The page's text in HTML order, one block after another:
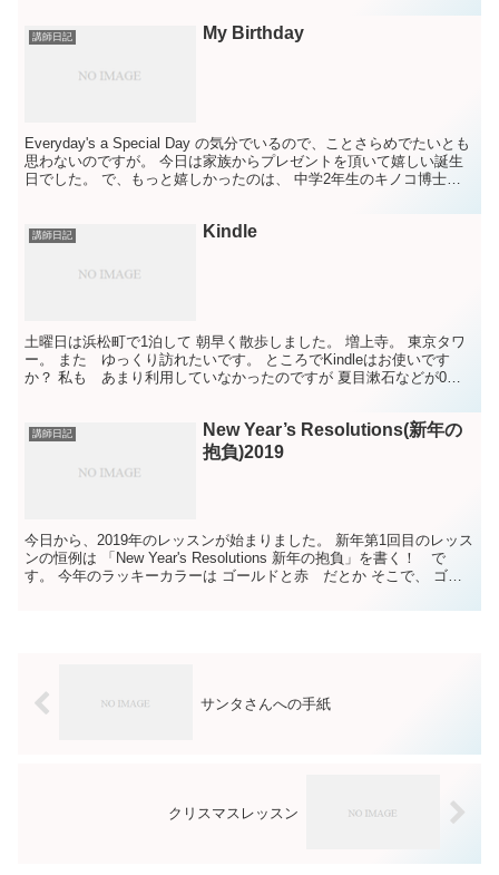
講師日記 My Birthday
Everyday's a Special Day の気分でいるので、ことさらめでたいとも
思わないのですが。 今日は家族からプレゼントを頂いて嬉しい誕生
日でした。 で、もっと嬉しかったのは、 中学2年生のキノコ博士か
講師日記 Kindle
土曜日は浜松町で1泊して 朝早く散歩しました。 増上寺。 東京タワ
ー。 また ゆっくり訪れたいです。 ところでKindleはお使いです
か？ 私も あまり利用していなかったのですが 夏目漱石などが0円
講師日記
New Year’s Resolutions(新年の
抱負)2019
今日から、2019年のレッスンが始まりました。 新年第1回目のレッス
ンの恒例は 「New Year's Resolutions 新年の抱負」を書く！ で
す。 今年のラッキーカラーは ゴールドと赤 だとか そこで、 ゴー
サンタさんへの手紙
クリスマスレッスン